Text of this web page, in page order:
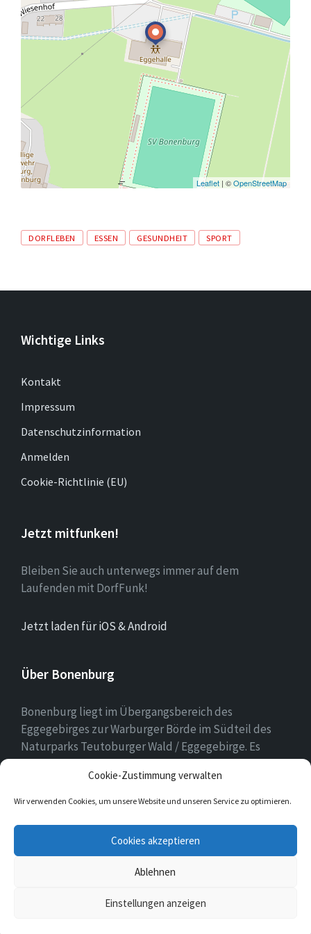
Cookie-Zustimmung verwalten
Wir verwenden Cookies, um unsere Website und unseren Service zu optimieren.
Cookies akzeptieren
Ablehnen
Einstellungen anzeigen
Leaflet | ©OpenStreetMap
Tags
DORFLEBEN ESSEN GESUNDHEIT SPORT
Wichtige Links
Kontakt
Impressum
Datenschutzinformation
Anmelden
Cookie-Richtlinie (EU)
Jetzt mitfunken!
Bleiben Sie auch unterwegs immer auf dem
Laufenden mit DorfFunk!
Jetzt laden für iOS & Android
Über Bonenburg
Bonenburg liegt im Übergangsbereich des
Eggegebirges zur Warburger Börde im Südteil des
Naturparks Teutoburger Wald / Eggegebirge. Es
gehört zur Stadt Warburg und dem Kreis Höxter in
Nordrhein-Westfalen.
Facebook Twitter